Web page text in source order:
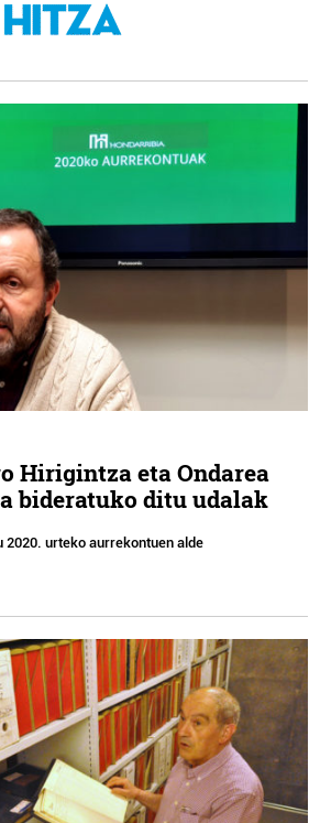
Hirigintza eta Ondarea
bideratuko ditu udalak
2020. urteko aurrekontuen alde